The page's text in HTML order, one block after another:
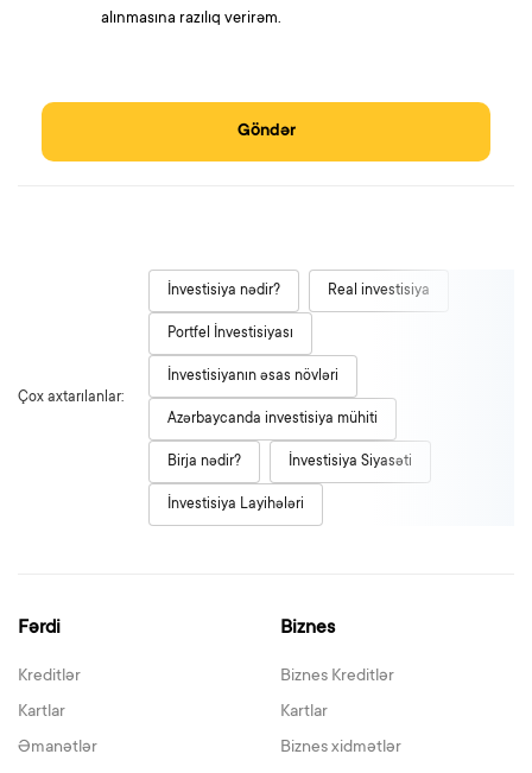
alınmasına razılıq verirəm.
Göndər
Çox axtarılanlar:
İnvestisiya nədir? Real investisiya
Portfel İnvestisiyası
İnvestisiyanın əsas növləri
Azərbaycanda investisiya mühiti
Birja nədir? İnvestisiya Siyasəti
İnvestisiya Layihələri
Fərdi
Kreditlər
Kartlar
Əmanətlər
Biznes
Biznes Kreditlər
Kartlar
Biznes xidmətlər